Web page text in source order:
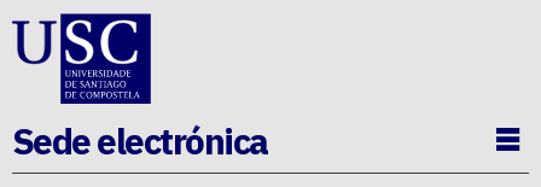
Ir ao contido da p�xina
Sede electrónica